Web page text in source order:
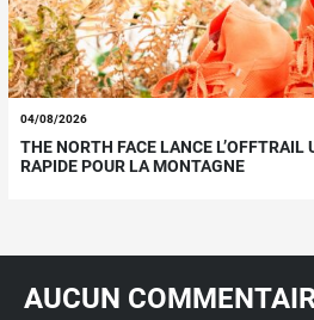
04/08/2026
THE NORTH FACE LANCE L’OFFTRAIL
RAPIDE POUR LA MONTAGNE
AUCUN